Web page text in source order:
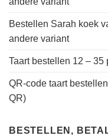
Bestellen Sarah koek
andere variant
Taart bestellen 12 – 35
QR-code taart
QR)
BESTELLEN,